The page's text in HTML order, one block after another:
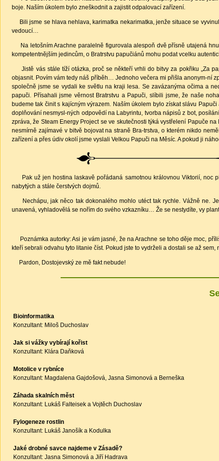
boje. Naším úkolem bylo zneškodnit a zajistit odpalovací zařízení.
Bili jsme se hlava nehlava, karimatka nekarimatka, jenže situace se
vedoucí…
Na letošním Arachne paralelně figurovala alespoň dvě přísně utajená
kompetentnějším jedincům, o Bratrstvu papučiánů mohu podat vcelku
Jistě vás stále tíží otázka, proč se někteří vrhli do bitvy za pokřiku „Za
objasnit. Povím vám tedy náš příběh… Jednoho večera mi přišla anonym-ní
společně jsme se vydali ke světlu na kraji lesa. Se zavázanýma očima a
papuči. Přísahali jsme věrnost Bratrstvu a Papuči, slíbili jsme, že naše
budeme tak činit s kajícným výrazem. Naším úkolem bylo získat slávu
doplňování nesmysl-ných odpovědí na Labyrintu, tvorba nápisů z bot,
zpráva, že Steam Energy Project se ve skutečnosti týká vystřelení Papuče
nesmírně zajímavé v bitvě bojovat na straně Bra-trstva, o kterém nikdo
zařízení a přes údiv okolí jsme vyslali Velkou Papuči na Měsíc. A pokud ji
Pak už jen hostina laskavě pořádaná samotnou královnou Viktorií, noc
nabytých a stále čerstvých dojmů.
Nechápu, jak něco tak dokonalého mohlo utéct tak rychle. Vážně ne.
unavená, vyhladovělá se nořím do svého vzkazníku… Že se nestydíte, vy
Poznámka autorky: Asi je vám jasné, že na Arachne se toho děje moc,
kteří sebrali odvahu tyto litanie číst. Pokud jste to vydrželi a dostali se až sem,
Pardon, Dostojevský ze mě fakt nebude!
Bioinformatika
Konzultant: Miloš Duchoslav
Jak si vážky vybírají kořist
Konzultant: Klára Daňková
Motolice v rybníce
Konzultant: Magdalena Gajdošová, Jasna Simonová a Berneška
Záhada skalních měst
Konzultant: Lukáš Falteisek a Vojtěch Duchoslav
Fylogeneze rostlin
Konzultant: Lukáš Janošík a Kodulka
Jaké drobné savce najdeme v Zásadě?
Konzultant: Jasna Simonová a Jiří Hadrava